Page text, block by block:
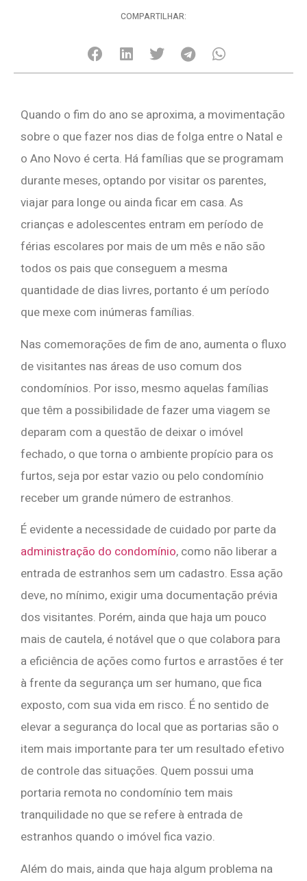
COMPARTILHAR:
Quando o fim do ano se aproxima, a movimentação
sobre o que fazer nos dias de folga entre o Natal e
o Ano Novo é certa. Há famílias que se programam
durante meses, optando por visitar os parentes,
viajar para longe ou ainda ficar em casa. As
crianças e adolescentes entram em período de
férias escolares por mais de um mês e não são
todos os pais que conseguem a mesma
quantidade de dias livres, portanto é um período
que mexe com inúmeras famílias.
Nas comemorações de fim de ano, aumenta o fluxo
de visitantes nas áreas de uso comum dos
condomínios. Por isso, mesmo aquelas famílias
que têm a possibilidade de fazer uma viagem se
deparam com a questão de deixar o imóvel
fechado, o que torna o ambiente propício para os
furtos, seja por estar vazio ou pelo condomínio
receber um grande número de estranhos.
É evidente a necessidade de cuidado por parte da
administração do condomínio, como não liberar a
entrada de estranhos sem um cadastro. Essa ação
deve, no mínimo, exigir uma documentação prévia
dos visitantes. Porém, ainda que haja um pouco
mais de cautela, é notável que o que colabora para
a eficiência de ações como furtos e arrastões é ter
à frente da segurança um ser humano, que fica
exposto, com sua vida em risco. É no sentido de
elevar a segurança do local que as portarias são o
item mais importante para ter um resultado efetivo
de controle das situações. Quem possui uma
portaria remota no condomínio tem mais
tranquilidade no que se refere à entrada de
estranhos quando o imóvel fica vazio.
Além do mais, ainda que haja algum problema na